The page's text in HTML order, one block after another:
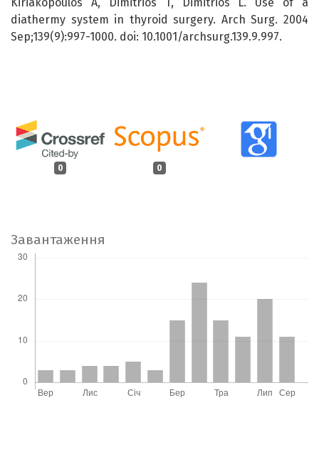
0 0
diathermy system in thyroid surgery. Arch Surg. 2004
Sep;139(9):997-1000. doi: 10.1001/archsurg.139.9.997.
Завантаження